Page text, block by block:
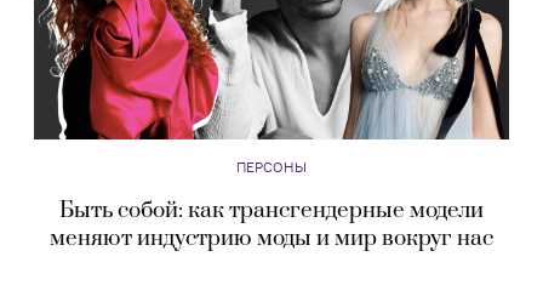
ПЕРСОНЫ
Быть собой: как трансгендерные модели
меняют индустрию моды и мир вокруг нас